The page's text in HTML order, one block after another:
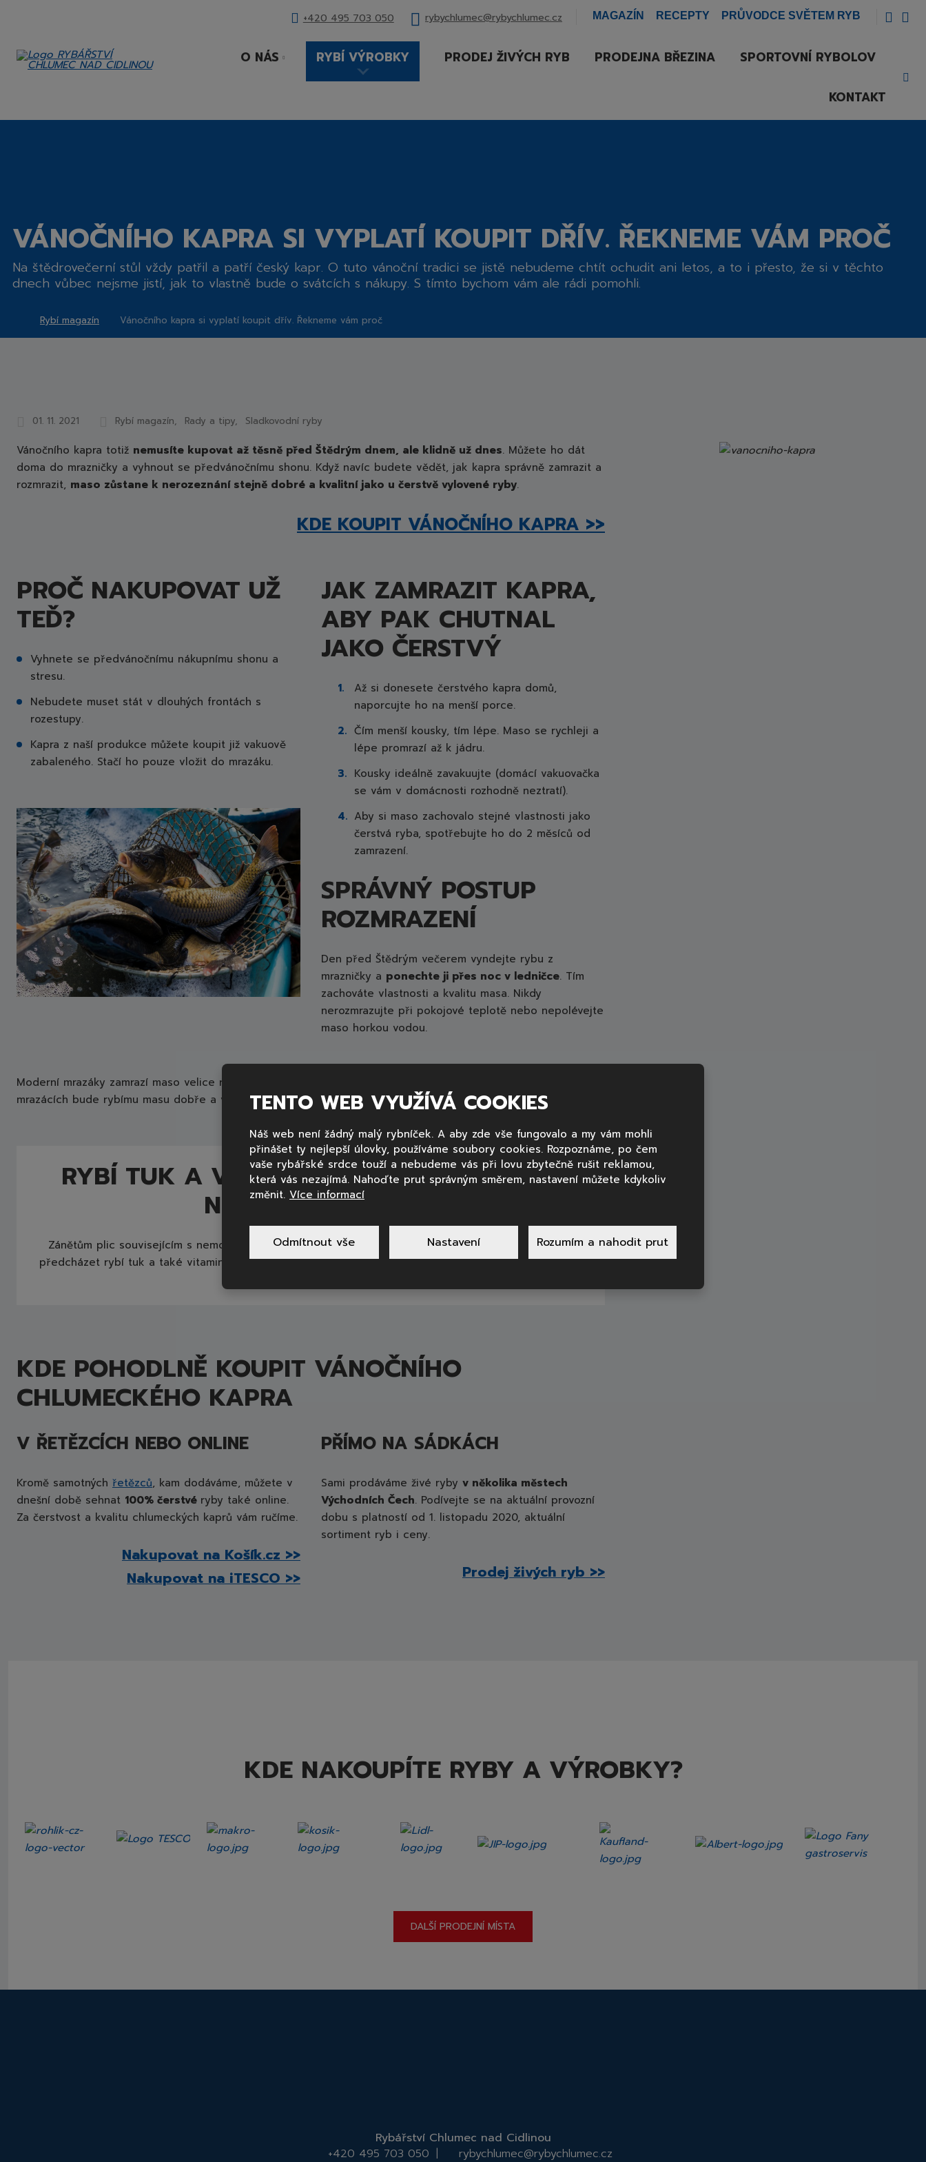
+420 495 703 050 rybychlumec@rybychlumec.cz MAGAZÍN RECEPTY PRŮVODCE SVĚTEM RYB
O NÁS RYBÍ VÝROBKY PRODEJ ŽIVÝCH RYB PRODEJNA BŘEZINA SPORTOVNÍ RYBOLOV
KONTAKT
VÁNOČNÍHO KAPRA SI VYPLATÍ KOUPIT DŘÍV. ŘEKNEME VÁM PROČ
Na štědrovečerní stůl vždy patřil a patří český kapr. O tuto vánoční tradici se jistě nebudeme chtít ochudit ani letos, a to i přesto, že si v těchto
dnech vůbec nejsme jistí, jak to vlastně bude o svátcích s nákupy. S tímto bychom vám ale rádi pomohli.
Rybí magazín Vánočního kapra si vyplatí koupit dřív. Řekneme vám proč
01. 11. 2021 Rybí magazín Rady a tipy Sladkovodní ryby
Vánočního kapra totiž nemusíte kupovat až těsně před Štědrým dnem, ale klidně už dnes. Můžete ho dát
doma do mrazničky a vyhnout se předvánočnímu shonu. Když navíc budete vědět, jak kapra správně zamrazit a
rozmrazit, maso zůstane k nerozeznání stejně dobré a kvalitní jako u čerstvě vylovené ryby.
KDE KOUPIT VÁNOČNÍHO KAPRA >>
PROČ NAKUPOVAT UŽ
TEĎ?
Vyhnete se předvánočnímu nákupnímu shonu a
stresu.
Nebudete muset stát v dlouhých frontách s
rozestupy.
Kapra z naší produkce můžete koupit již vakuově
zabaleného. Stačí ho pouze vložit do mrazáku.
JAK ZAMRAZIT KAPRA,
ABY PAK CHUTNAL
JAKO ČERSTVÝ
Až si donesete čerstvého kapra domů,
naporcujte ho na menší porce.
Čím menší kousky, tím lépe. Maso se rychleji a
lépe promrazí až k jádru.
Kousky ideálně zavakuujte (domácí vakuovačka
se vám v domácnosti rozhodně neztratí).
Aby si maso zachovalo stejné vlastnosti jako
čerstvá ryba, spotřebujte ho do 2 měsíců od
zamrazení.
SPRÁVNÝ POSTUP
ROZMRAZENÍ
Den před Štědrým večerem vyndejte rybu z
mrazničky a ponechte ji přes noc v ledničce. Tím
zachováte vlastnosti a kvalitu masa. Nikdy
nerozmrazujte při pokojové teplotě nebo nepolévejte
maso horkou vodou.
Moderní mrazáky zamrazí maso velice rychle a mají minimálně třídu mrazení 3 hvězdičky (-18 °C). V takových
mrazácích bude rybímu masu dobře a vy si ještě více pochutnáte.
RYBÍ TUK A VITAMIN D: BOJOVNÍCI PROTI
NEMOCI COVID-19
Zánětům plic souvisejícím s nemocí COVID-19 může podle Státního zdravotního ústavu (SZÚ) pomoci
předcházet rybí tuk a také vitamin D, jehož zdrojem jsou v zimě právě ryby. Více o tomto tématu jsme
KDE POHODLNĚ KOUPIT VÁNOČNÍHO
CHLUMECKÉHO KAPRA
V ŘETĚZCÍCH NEBO ONLINE
Kromě samotných řetězců, kam dodáváme, můžete v
dnešní době sehnat 100% čerstvé ryby také online.
Za čerstvost a kvalitu chlumeckých kaprů vám ručíme.
Nakupovat na Košík.cz >>
Nakupovat na iTESCO >>
PŘÍMO NA SÁDKÁCH
Sami prodáváme živé ryby v několika městech
Východních Čech. Podívejte se na aktuální provozní
dobu s platností od 1. listopadu 2020, aktuální
sortiment ryb i ceny.
Prodej živých ryb >>
KDE NAKOUPÍTE RYBY A VÝROBKY?
DALŠÍ PRODEJNÍ MÍSTA
Rybářství Chlumec nad Cidlinou
+420 495 703 050 | rybychlumec@rybychlumec.cz
TENTO WEB VYUŽÍVÁ COOKIES
Náš web není žádný malý rybníček. A aby zde vše fungovalo a my vám mohli
přinášet ty nejlepší úlovky, používáme soubory cookies. Rozpoznáme, po čem
vaše rybářské srdce touží a nebudeme vás při lovu zbytečně rušit reklamou,
která vás nezajímá. Nahoďte prut správným směrem, nastavení můžete kdykoliv
změnit. Více informací
Odmítnout vše Nastavení Rozumím a nahodit prut